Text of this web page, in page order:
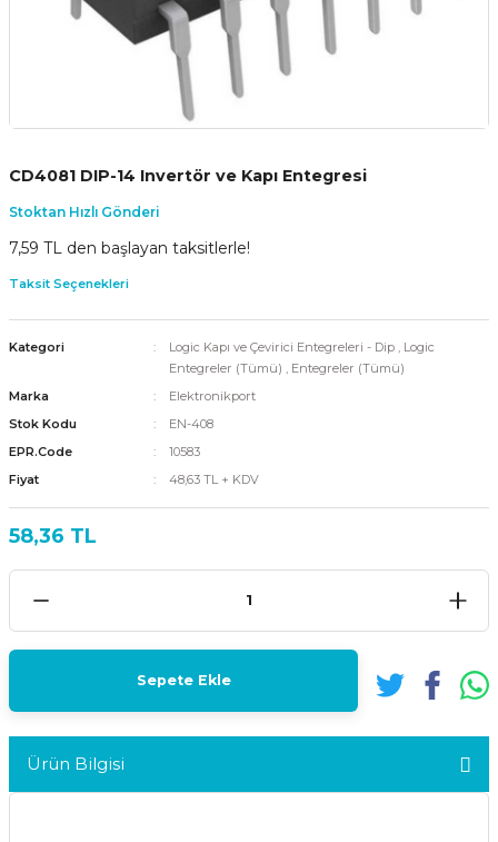
CD4081 DIP-14 Invertör ve Kapı Entegresi
Stoktan Hızlı Gönderi
7,59 TL den başlayan taksitlerle!
Taksit Seçenekleri
Kategori Logic Kapı ve Çevirici Entegreleri - Dip , Logic
Entegreler (Tümü) , Entegreler (Tümü)
Marka
Elektronikport
Stok Kodu
EN-408
EPR.Code
10583
Fiyat
48,63 TL + KDV
58,36 TL
Sepete Ekle
Ürün Bilgisi